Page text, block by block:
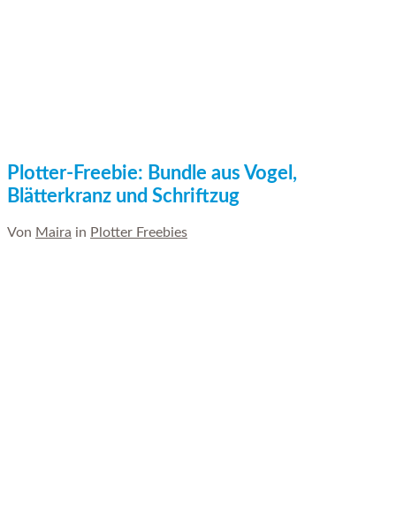
Plotter-Freebie: Bundle aus Vogel,
Blätterkranz und Schriftzug
Von Maira in Plotter Freebies